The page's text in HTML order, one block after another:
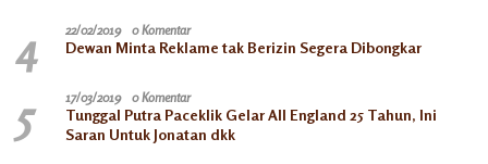
4 22/02/2019 0 Komentar
Dewan Minta Reklame tak Berizin Segera Dibongkar
5 17/03/2019 0 Komentar
Tunggal Putra Paceklik Gelar All England 25 Tahun, Ini
Saran Untuk Jonatan dkk